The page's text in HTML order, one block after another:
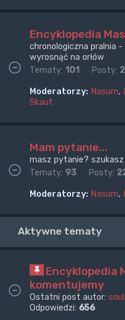
Encyklopedia
chronologiczna pralnia
wyrosnąć na orłów
Tematy: 101 Posty:
Moderatorzy: Nasum,
Skaut
Mam pytanie...
masz pytanie?
Tematy: 93 Posty:
Moderatorzy: Nasum,
Aktywne tematy
Encyklopedia
komentujemy
Ostatni post autor:
Odpowiedzi: 656